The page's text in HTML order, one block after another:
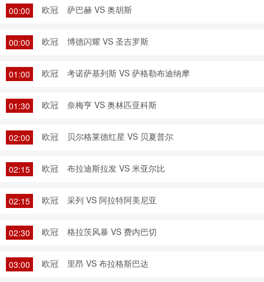
00:00
欧冠 萨巴赫 VS 奥胡斯
00:00 欧冠 博德闪耀 VS 圣吉罗斯
01:00 欧冠 考诺萨基列斯 VS 萨格勒布迪纳摩
01:30 欧冠 奈梅亨 VS 奥林匹亚科斯
02:00 欧冠 贝尔格莱德红星 VS 贝夏普尔
02:15 欧冠 布拉迪斯拉发 VS 米亚尔比
02:15 欧冠 采列 VS 阿拉特阿美尼亚
02:30 欧冠 格拉茨风暴 VS 费内巴切
03:00 欧冠 里昂 VS 布拉格斯巴达